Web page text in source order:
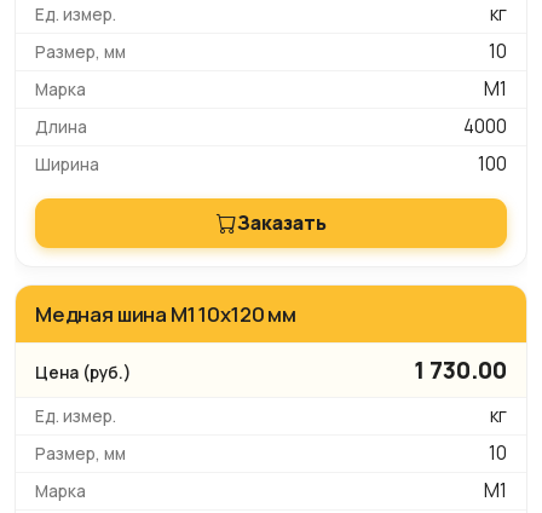
кг
10
М1
4000
100
Заказать
Медная шина М1 10х120 мм
1 730.00
кг
10
М1